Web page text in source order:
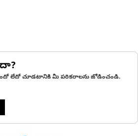
లేదో చూడటానికి మీ పరికరాలను జోడించండి.